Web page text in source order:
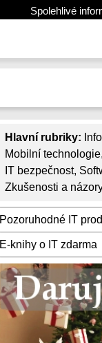
Spolehlivé
Hlavní rubriky:
Mobilní technologie,
IT bezpečnost,
Zkušenosti a názory
Pozoruhodné IT
E-knihy o IT zdarma